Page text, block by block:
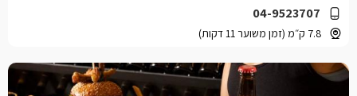
04-9523707
7.8 ק״מ (זמן משוער 11 דקות)